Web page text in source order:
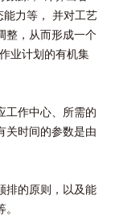
能力等， 并对工艺
整，从而形成一个
业计划的有机集
作中心、所需的
关时间的参数是由
的原则，以及能
。